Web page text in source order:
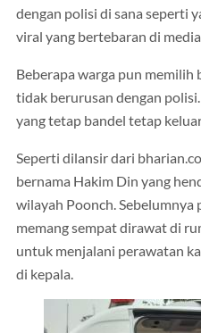
dengan polisi di sana seperti
viral yang bertebaran di
Beberapa warga pun memilih
tidak berurusan dengan
yang tetap bandel tetap
Seperti dilansir dari
bernama Hakim Din yang
wilayah Poonch. Sebelumnya
memang sempat dirawat di
untuk menjalani perawatan
di kepala.